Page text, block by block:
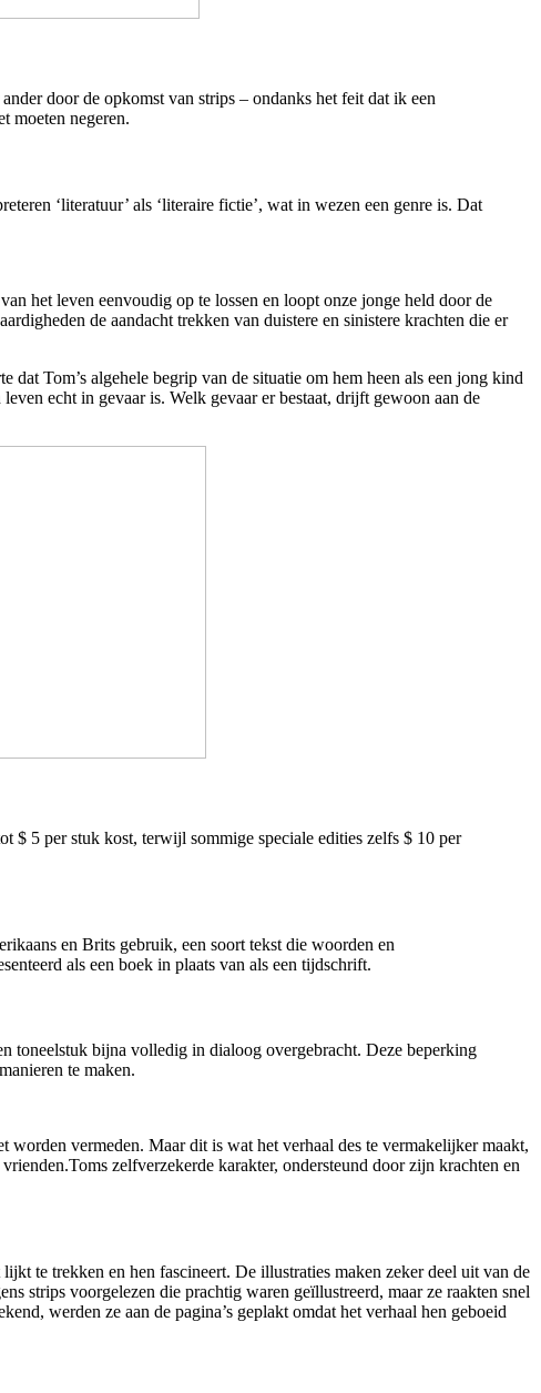
door de opkomst van strips – ondanks het feit dat ik een
moeten negeren.
‘literatuur’ als ‘literaire fictie’, wat in wezen een genre is. Dat
het leven eenvoudig op te lossen en loopt onze jonge held door de
de aandacht trekken van duistere en sinistere krachten die er
Tom’s algehele begrip van de situatie om hem heen als een jong kind
echt in gevaar is. Welk gevaar er bestaat, drijft gewoon aan de
$ 5 per stuk kost, terwijl sommige speciale edities zelfs $ 10 per
en Brits gebruik, een soort tekst die woorden en
als een boek in plaats van als een tijdschrift.
toneelstuk bijna volledig in dialoog overgebracht. Deze beperking
te maken.
worden vermeden. Maar dit is wat het verhaal des te vermakelijker maakt,
zelfverzekerde karakter, ondersteund door zijn krachten en
te trekken en hen fascineert. De illustraties maken zeker deel uit van de
strips voorgelezen die prachtig waren geïllustreerd, maar ze raakten snel
werden ze aan de pagina’s geplakt omdat het verhaal hen geboeid